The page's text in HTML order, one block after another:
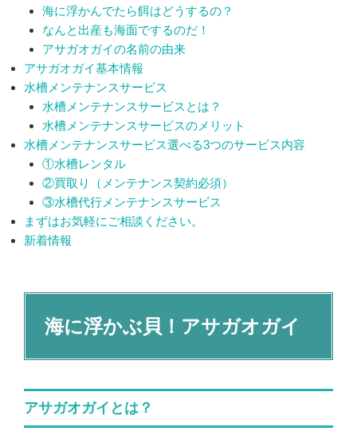
海に浮かんでたら餌はどうするの？
なんと出産も海面でするのだ！
アサガオガイの名前の由来
アサガオガイ基本情報
水槽メンテナンスサービス
水槽メンテナンスサービスとは？
水槽メンテナンスサービスのメリット
水槽メンテナンスサービス選べる3つのサービス内容
①水槽レンタル
②買取り（メンテナンス契約必須）
③水槽代行メンテナンスサービス
まずはお気軽にご相談ください。
新着情報
海に浮かぶ貝！アサガオガイ
アサガオガイとは？